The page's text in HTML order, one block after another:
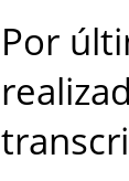
Por